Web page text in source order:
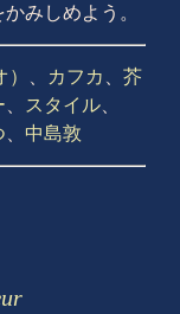
みしめよう。
カフカ
芥
スタイル、
中島敦